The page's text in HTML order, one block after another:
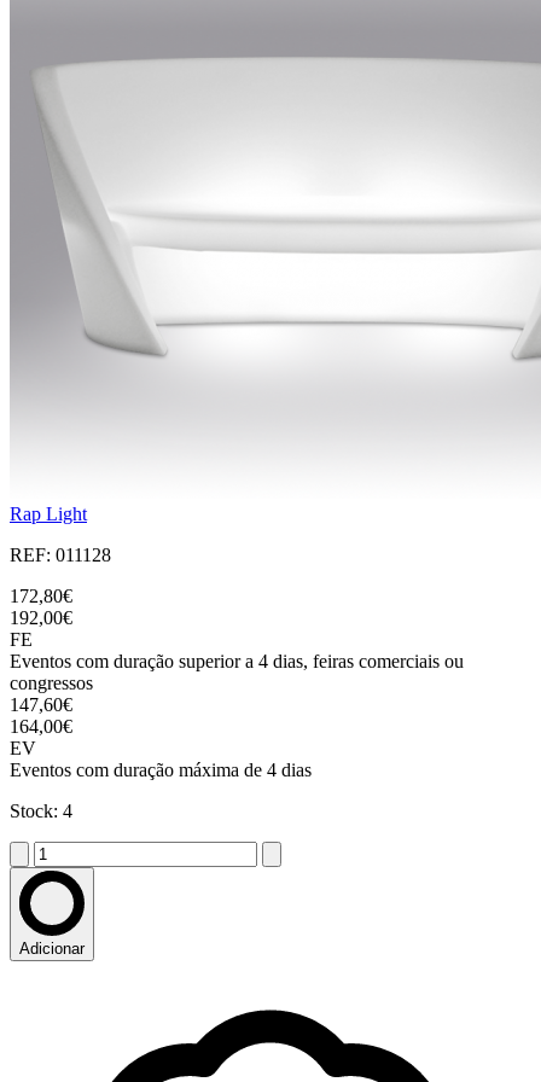
Rap Light
REF: 011128
172,80€
192,00€
FE
Eventos com duração superior a 4 dias, feiras comerciais ou
congressos
147,60€
164,00€
EV
Eventos com duração máxima de 4 dias
Stock: 4
Adicionar